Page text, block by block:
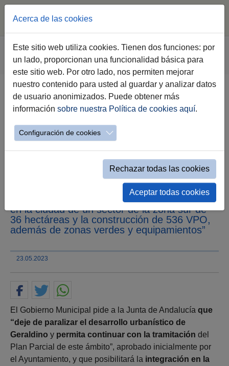
Saltar al contenido principal
Estás aquí:
Jerez.es Webs Municipales
Urbanismo
Evento simple Noticias Urbanismo
“La Junta de Andalucía sigue
paralizando el desarrollo
urbanístico de Geraldino y con
ello, la construcción de un
máximo de 1.335 viviendas”
Díaz: “La Junta está impidiendo la integración
en la ciudad de un sector de la zona sur de
36 hectáreas y la construcción de 536 VPO,
además de zonas verdes y equipamientos”
23.05.2023
El Gobierno Municipal pide a la Junta de Andalucía que
“deje de paralizar el desarrollo urbanístico de
Geraldino y permita continuar con la tramitación del
Plan Parcial de este ámbito”, aprobado inicialmente por
el Ayuntamiento, y que posibilitará la integración en la
Acerca de las cookies
Este sitio web utiliza cookies. Tienen dos funciones: por
un lado, proporcionan una funcionalidad básica para
este sitio web. Por otro lado, nos permiten mejorar
nuestro contenido para usted al guardar y analizar datos
de usuario anonimizados. Puede obtener más
información sobre nuestra Política de cookies aquí.
Configuración de cookies
Rechazar todas las cookies
Aceptar todas cookies